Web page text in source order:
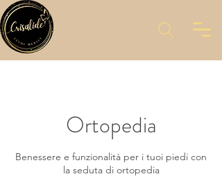
Ortopedia
Benessere e funzionalità per i tuoi piedi con
la seduta di ortopedia